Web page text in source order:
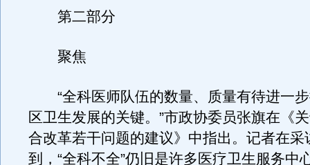
第二部分
聚焦
“全科医师队伍的数量、质量有待进一步
区卫生发展的关键。”市政协委员张旗在《
合改革若干问题的建议》中指出。记者在采
到，“全科不全”仍旧是许多医疗卫生服务中